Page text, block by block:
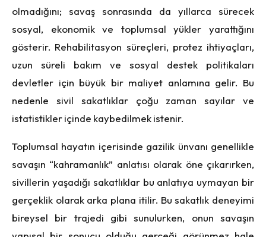
olmadığını; savaş sonrasında da yıllarca sürecek
sosyal, ekonomik ve toplumsal yükler yarattığını
gösterir. Rehabilitasyon süreçleri, protez ihtiyaçları,
uzun süreli bakım ve sosyal destek politikaları
devletler için büyük bir maliyet anlamına gelir. Bu
nedenle sivil sakatlıklar çoğu zaman sayılar ve
istatistikler içinde kaybedilmek istenir.
Toplumsal hayatın içerisinde gazilik ünvanı genellikle
savaşın “kahramanlık” anlatısı olarak öne çıkarırken,
sivillerin yaşadığı sakatlıklar bu anlatıya uymayan bir
gerçeklik olarak arka plana itilir. Bu sakatlık deneyimi
bireysel bir trajedi gibi sunulurken, onun savaşın